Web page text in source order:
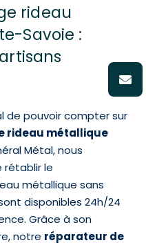
rideau
Savoie :
de pouvoir compter sur
rideau métallique
Métal, nous
rétablir le
métallique sans
disponibles 24h/24
Grâce à son
notre réparateur de